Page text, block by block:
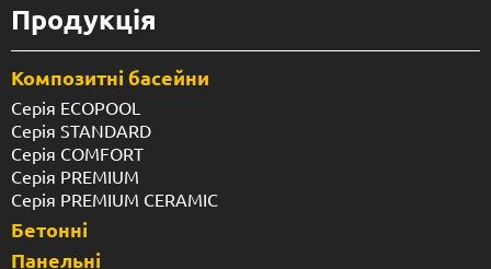
Продукція
Композитні басейни
Серія ECOPOOL
Серія STANDARD
Серія COMFORT
Серія PREMIUM
Серія PREMIUM CERAMIC
Бетонні
Панельні